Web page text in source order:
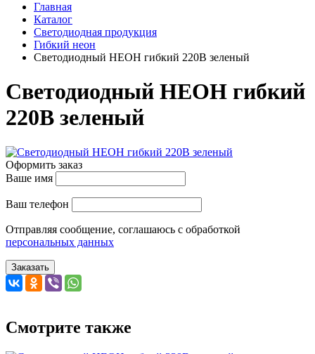
Главная
Каталог
Светодиодная продукция
Гибкий неон
Светодиодный НЕОН гибкий 220В зеленый
Светодиодный НЕОН гибкий
220В зеленый
Оформить заказ
Ваше имя
Ваш телефон
Отправляя сообщение, соглашаюсь с обработкой
персональных данных
Заказать
Смотрите также